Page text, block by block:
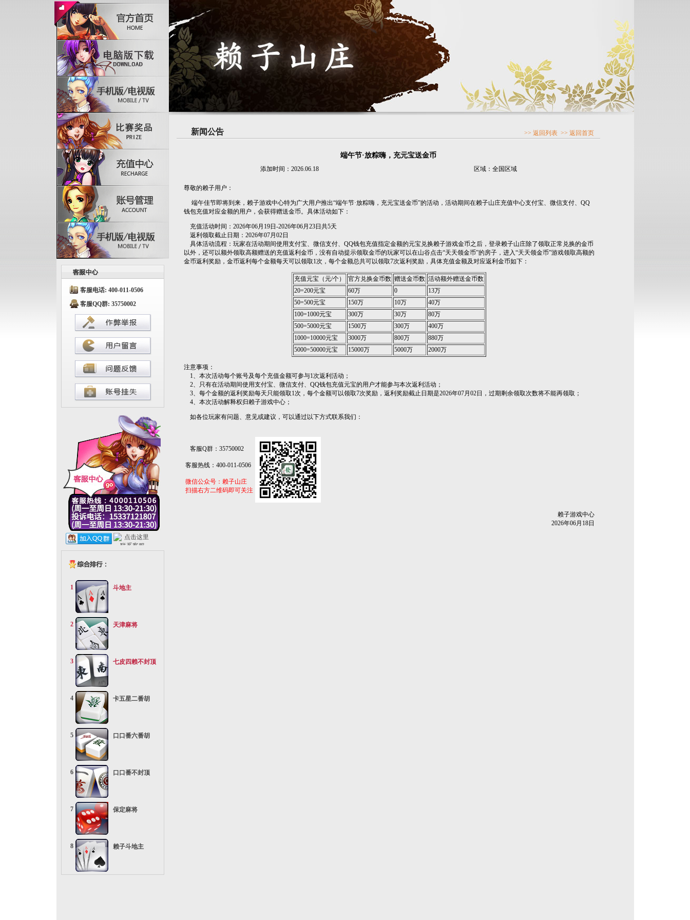
客服电话: 400-011-0506
客服QQ群: 35750002
1 斗地主
2 天津麻将
3 七皮四赖不封顶
4 卡五星二番胡
5 口口番六番胡
6 口口番不封顶
7 保定麻将
8 赖子斗地主
新闻公告 >> 返回列表 >> 返回首页
端午节·放粽嗨，充元宝送金币
添加时间：2026.06.18 区域：全国区域
尊敬的赖子用户：
端午佳节即将到来，赖子游戏中心特为广大用户推出“端午节·放粽嗨，充元宝送金币”的活动，活动期间在赖子山庄充值中心支付宝、微信支付、QQ
钱包充值对应金额的用户，会获得赠送金币。具体活动如下：
充值活动时间：2026年06月19日-2026年06月23日共5天
返利领取截止日期：2026年07月02日
具体活动流程：玩家在活动期间使用支付宝、微信支付、QQ钱包充值指定金额的元宝兑换赖子游戏金币之后，登录赖子山庄除了领取正常兑换的金币
以外，还可以额外领取高额赠送的充值返利金币，没有自动提示领取金币的玩家可以在山谷点击“天天领金币”的房子，进入“天天领金币”游戏领取高额的
金币返利奖励，金币返利每个金额每天可以领取1次，每个金额总共可以领取7次返利奖励，具体充值金额及对应返利金币如下：
充值元宝（元/个） 官方兑换金币数 赠送金币数 活动额外赠送金币数
20=200元宝
60万 0
13万
50=500元宝
150万 10万
40万
100=1000元宝
300万 30万
80万
500=5000元宝
1500万 300万
400万
1000=10000元宝
3000万 800万
880万
5000=50000元宝
15000万 5000万 2000万
注意事项：
1、本次活动每个账号及每个充值金额可参与1次返利活动；
2、只有在活动期间使用支付宝、微信支付、QQ钱包充值元宝的用户才能参与本次返利活动；
3、每个金额的返利奖励每天只能领取1次，每个金额可以领取7次奖励，返利奖励截止日期是2026年07月02日，过期剩余领取次数将不能再领取；
4、本次活动解释权归赖子游戏中心；
如各位玩家有问题、意见或建议，可以通过以下方式联系我们：
客服Q群：35750002
客服热线：400-011-0506
微信公众号：赖子山庄
扫描右方二维码即可关注
赖子游戏中心
2026年06月18日